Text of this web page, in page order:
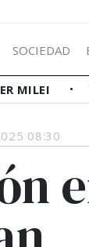
SOCIEDAD
MILEI
08:30